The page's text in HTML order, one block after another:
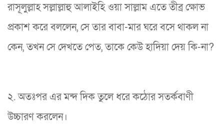
রাসূলুল্লাহ সল্লাল্লাহু আলাইহি ওয়া সাল্লাম এতে তীব্র ক্ষোভ
প্রকাশ করে বললেন, সে তার বাবা-মার ঘরে বসে থাকল না
কেন, তখন সে দেখতে পেত, তাকে কেউ হাদিয়া দেয় কি-না?
২. অতঃপর এর মন্দ দিক তুলে ধরে কঠোর সতর্কবাণী
উচ্চারণ করলেন।